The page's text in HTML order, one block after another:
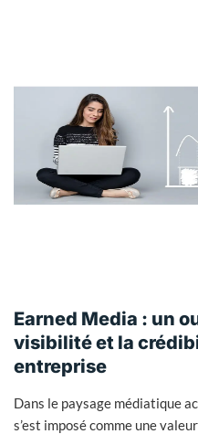
Earned Media : un
visibilité et la
entreprise
Dans le paysage médiatique
s’est imposé comme une